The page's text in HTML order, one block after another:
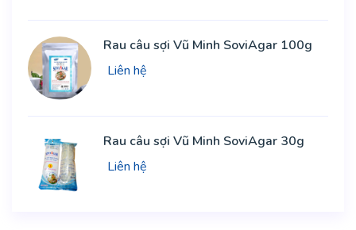
Rau câu sợi Vũ Minh SoviAgar 100g
Liên hệ
Rau câu sợi Vũ Minh SoviAgar 30g
Liên hệ